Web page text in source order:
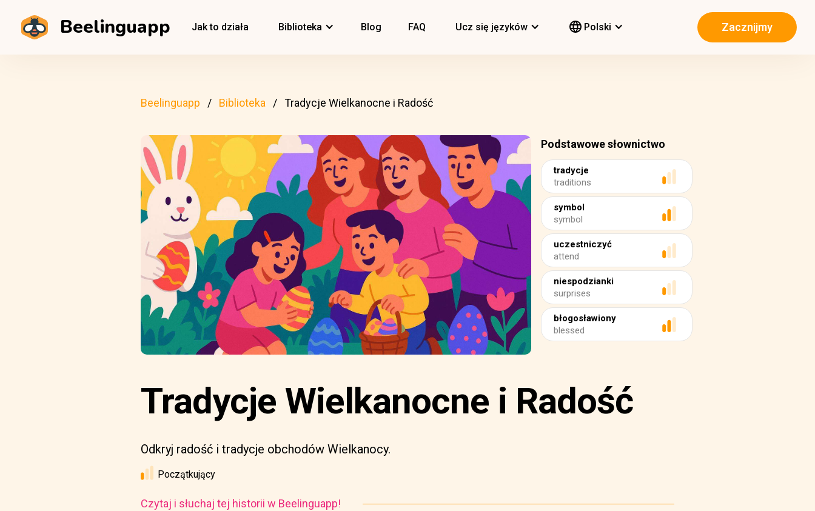
Beelinguapp Jak to działa Biblioteka Blog FAQ Ucz się języków Polski Zacznijmy
Beelinguapp Biblioteka Tradycje Wielkanocne i Radość
Podstawowe słownictwo
tradycje
traditions
symbol
symbol
uczestniczyć
attend
niespodzianki
surprises
błogosławiony
blessed
Tradycje Wielkanocne i Radość
Odkryj radość i tradycje obchodów Wielkanocy.
Początkujący
Czytaj i słuchaj tej historii w Beelinguapp!